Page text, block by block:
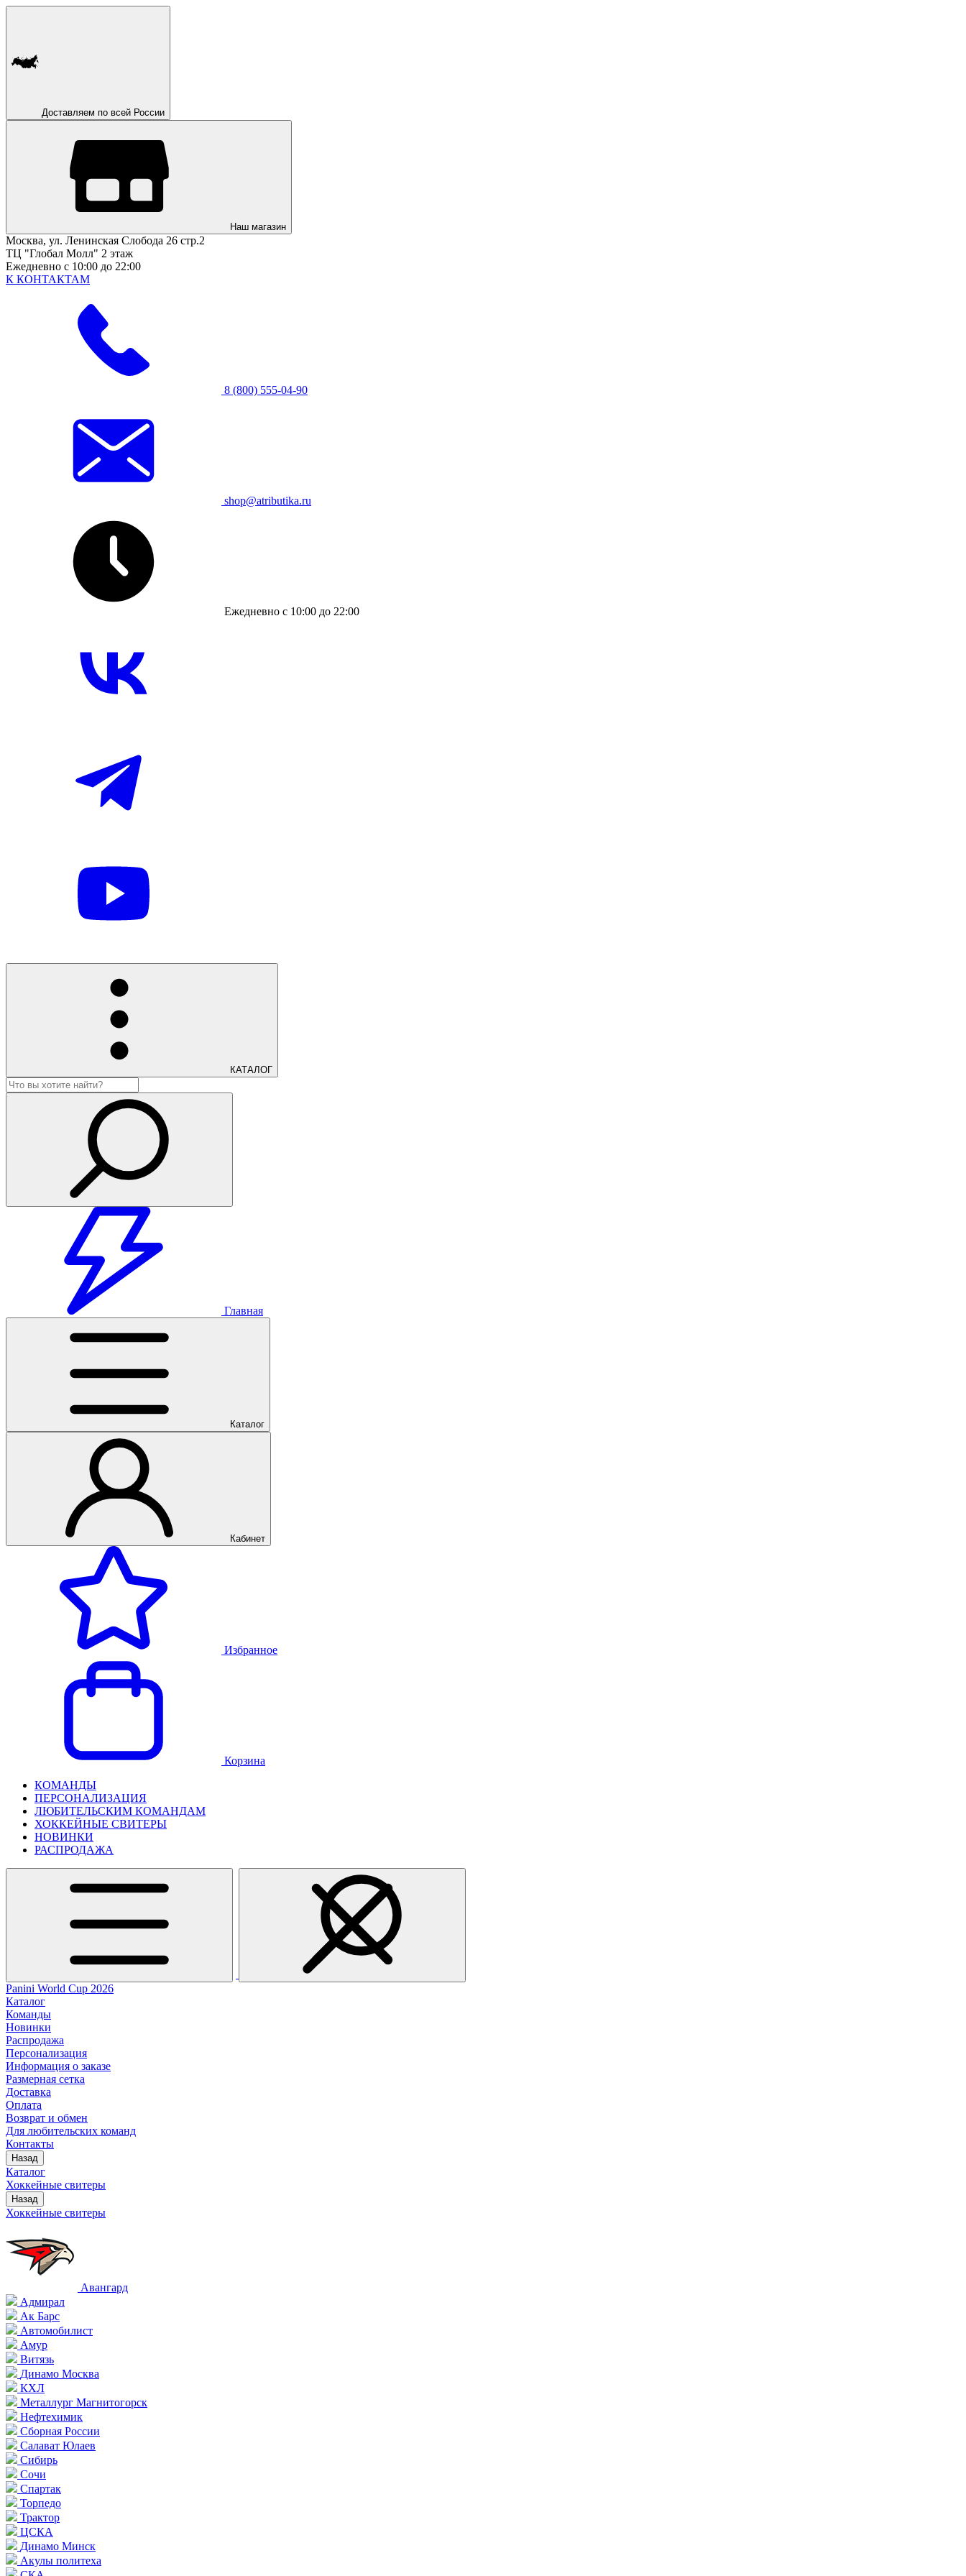
Доставляем по всей России
Наш магазин
Москва, ул. Ленинская Слобода 26 стр.2
ТЦ "Глобал Молл" 2 этаж
Ежедневно с 10:00 до 22:00
К КОНТАКТАМ
8 (800) 555-04-90
shop@atributika.ru
Ежедневно с 10:00 до 22:00
КАТАЛОГ
Главная
Каталог
Кабинет
Избранное
Корзина
КОМАНДЫ
ПЕРСОНАЛИЗАЦИЯ
ЛЮБИТЕЛЬСКИМ КОМАНДАМ
ХОККЕЙНЫЕ СВИТЕРЫ
НОВИНКИ
РАСПРОДАЖА
Panini World Cup 2026
Каталог
Команды
Новинки
Распродажа
Персонализация
Информация о заказе
Размерная сетка
Доставка
Оплата
Возврат и обмен
Для любительских команд
Контакты
Назад
Каталог
Хоккейные свитеры
Назад
Хоккейные свитеры
Авангард
Адмирал
Ак Барс
Автомобилист
Амур
Витязь
Динамо Москва
КХЛ
Металлург Магнитогорск
Нефтехимик
Сборная России
Салават Юлаев
Сибирь
Сочи
Спартак
Торпедо
Трактор
ЦСКА
Динамо Минск
Акулы политеха